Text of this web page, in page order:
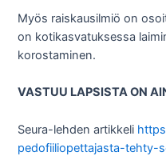
Myös raiskausilmiö on
on kotikasvatuksessa
korostaminen.
VASTUU LAPSISTA ON
Seura-lehden artikkeli
pedofiiliopettajasta-tehty-